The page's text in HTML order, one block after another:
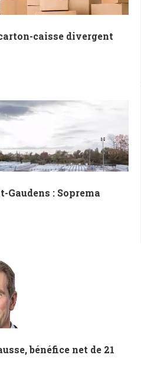
caisse divergent
Gaudens : Soprema
bénéfice net de 21